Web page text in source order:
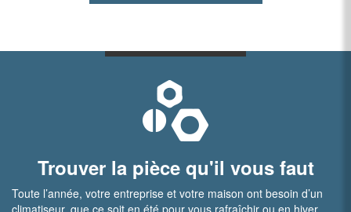
Trouver la pièce qu'il vous faut
Toute l’année, votre entreprise et votre maison ont besoin d’un
climatiseur, que ce soit en été pour vous rafraîchir ou en hiver